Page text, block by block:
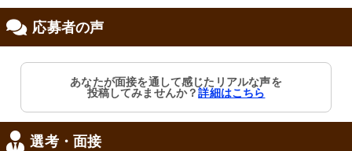
応募者の声
あなたが面接を通して感じたリアルな声を
投稿してみませんか？詳細はこちら
選考・面接